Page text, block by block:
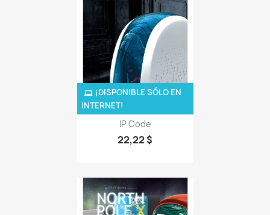
IP Code
22,22 $
¡DISPONIBLE SÓLO EN
INTERNET!